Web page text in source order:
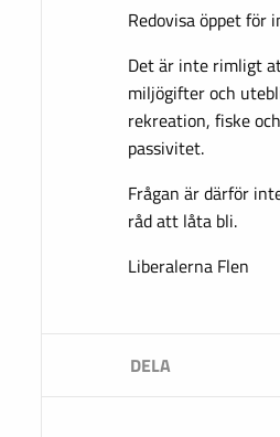
Redovisa öppet för
Det är inte rimligt
miljögifter och
rekreation, fiske
passivitet.
Frågan är därför
råd att låta bli.
Liberalerna Flen